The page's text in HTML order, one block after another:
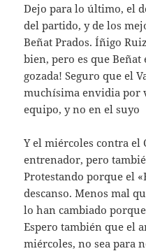
Dejo para lo último, el
del partido, y de los
Beñat Prados. Íñigo
bien, pero es que Beñat
gozada! Seguro que el
muchísima envidia por
equipo, y no en el suyo
Y el miércoles contra el
entrenador, pero
Protestando porque el
descanso. Menos mal
lo han cambiado
Espero también que el
miércoles, no sea para